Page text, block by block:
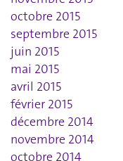
octobre 2015
septembre 2015
juin 2015
mai 2015
avril 2015
février 2015
décembre 2014
novembre 2014
octobre 2014